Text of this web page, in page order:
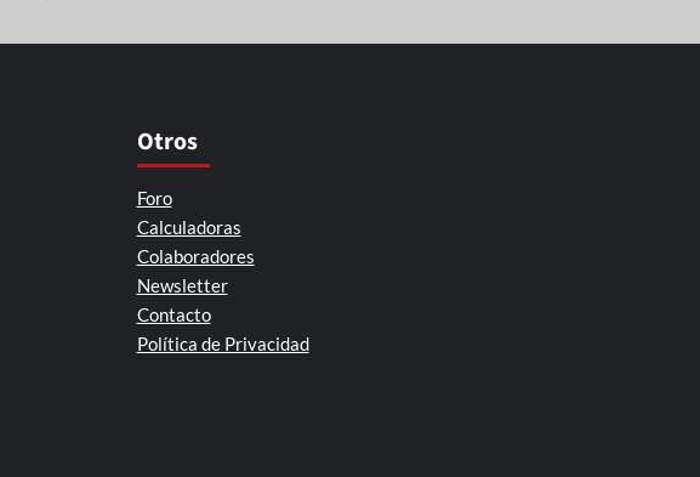
Otros
Foro
Calculadoras
Colaboradores
Newsletter
Contacto
Política de Privacidad